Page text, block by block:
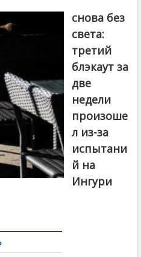
снова без
света:
третий
блэкаут за
две
недели
произоше
л из-за
испытани
й на
Ингури